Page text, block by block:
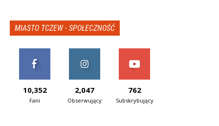
MIASTO TCZEW - SPOŁECZNOŚĆ
10,352
Fani
2,047
Obserwujący
762
Subskrybujący